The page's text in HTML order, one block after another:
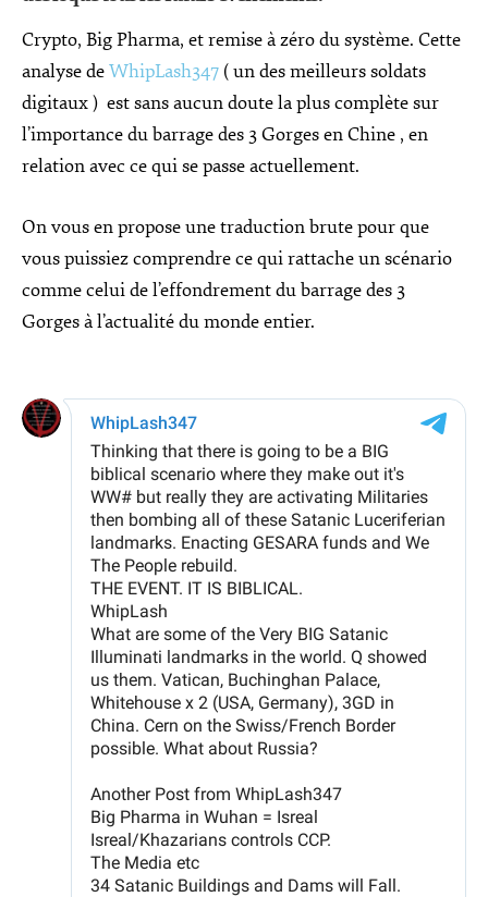
Crypto, Big Pharma, et remise à zéro du système. Cette
analyse deWhipLash347 ( un des meilleurs soldats
digitaux ) est sans aucun doute la plus complète sur
l’importance du barrage des 3 Gorges en Chine , en
relation avec ce qui se passe actuellement.
On vous en propose une traduction brute pour que
vous puissiez comprendre ce qui rattache un scénario
comme celui de l’effondrement du barrage des 3
Gorges à l’actualité du monde entier.